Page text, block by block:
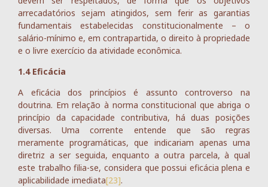
arrecadatórios sejam atingidos, sem ferir as garantias
fundamentais estabelecidas constitucionalmente – o
salário-mínimo e, em contrapartida, o direito à propriedade
e o livre exercício da atividade econômica.
1.4 Eficácia
A eficácia dos princípios é assunto controverso na
doutrina. Em relação à norma constitucional que abriga o
princípio da capacidade contributiva, há duas posições
diversas. Uma corrente entende que são regras
meramente programáticas, que indicariam apenas uma
diretriz a ser seguida, enquanto a outra parcela, à qual
este trabalho filia-se, considera que possui eficácia plena e
aplicabilidade imediata[23].